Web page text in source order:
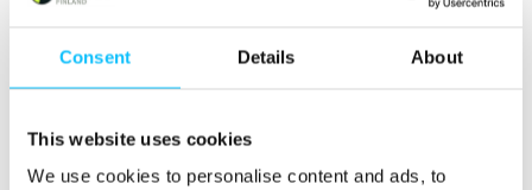
Consent Details About
This website uses cookies
We use cookies to personalise content and ads, to
markkinoilla oleva luonnonmarjoille
luotu vastuullisuussertifiointi on Reilu
suosittelee yrityksille. Reilu kauppa -
sertifiointi mahdollistaa myös